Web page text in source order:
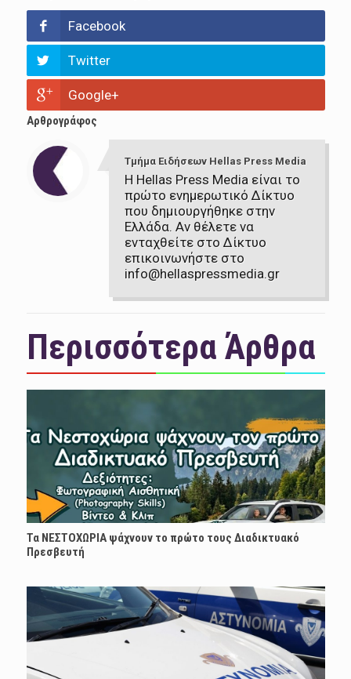
Facebook
Twitter
Google+
Αρθρογράφος
Τμήμα Ειδήσεων Hellas Press Media
Η Hellas Press Media είναι το
πρώτο ενημερωτικό Δίκτυο
που δημιουργήθηκε στην
Ελλάδα. Αν θέλετε να
ενταχθείτε στο Δίκτυο
επικοινωνήστε στο
info@hellaspressmedia.gr
Περισσότερα Άρθρα
Τα ΝΕΣΤΟΧΩΡΙΑ ψάχνουν το πρώτο τους Διαδικτυακό
Πρεσβευτή